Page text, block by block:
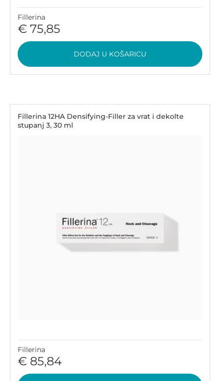
Fillerina
€ 75,85
DODAJ U KOŠARICU
Fillerina 12HA Densifying-Filler za vrat i dekolte
stupanj 3, 30 ml
Fillerina
€ 85,84